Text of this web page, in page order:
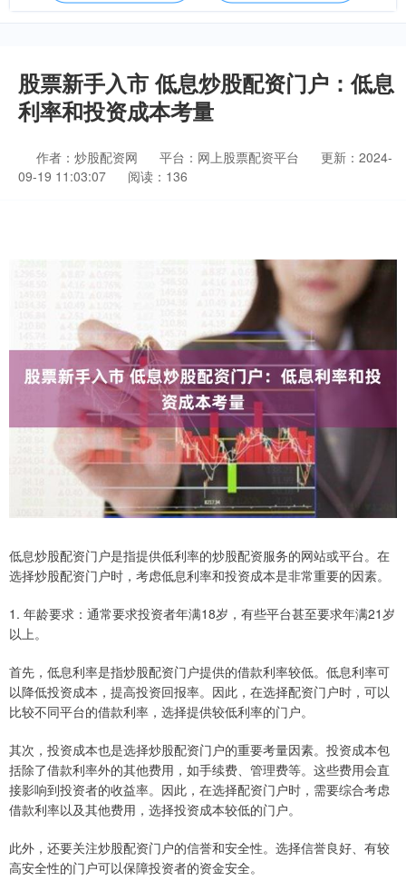
股票新手入市 低息炒股配资门户：低息
利率和投资成本考量
作者：炒股配资网 平台：网上股票配资平台
更新：2024-
09-19 11:03:07
阅读：136
低息炒股配资门户是指提供低利率的炒股配资服务的网站或平台。在
选择炒股配资门户时，考虑低息利率和投资成本是非常重要的因素。
1. 年龄要求：通常要求投资者年满18岁，有些平台甚至要求年满21岁
以上。
首先，低息利率是指炒股配资门户提供的借款利率较低。低息利率可
以降低投资成本，提高投资回报率。因此，在选择配资门户时，可以
比较不同平台的借款利率，选择提供较低利率的门户。
其次，投资成本也是选择炒股配资门户的重要考量因素。投资成本包
括除了借款利率外的其他费用，如手续费、管理费等。这些费用会直
接影响到投资者的收益率。因此，在选择配资门户时，需要综合考虑
借款利率以及其他费用，选择投资成本较低的门户。
此外，还要关注炒股配资门户的信誉和安全性。选择信誉良好、有较
高安全性的门户可以保障投资者的资金安全。